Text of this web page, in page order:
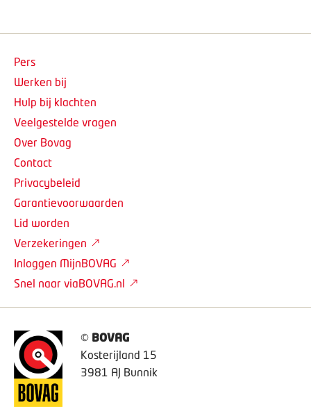
© BOVAG
Kosterijland 15
3981 AJ Bunnik
Pers
Werken bij
Hulp bij klachten
Veelgestelde vragen
Over Bovag
Contact
Privacybeleid
Garantievoorwaarden
Lid worden
Verzekeringen
Inloggen MijnBOVAG
Snel naar viaBOVAG.nl